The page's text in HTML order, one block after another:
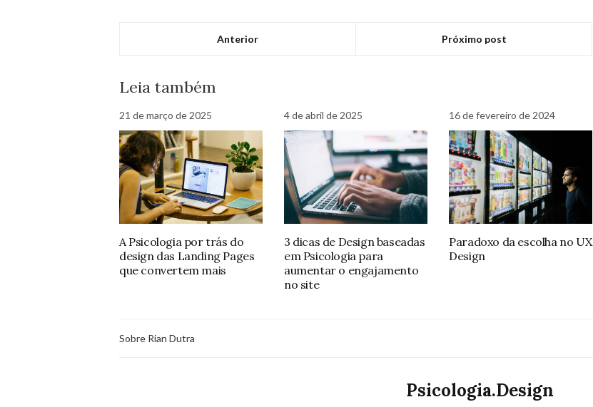
Anterior Próximo post
Leia também
21 de março de 2025
A Psicologia por trás do
design das Landing Pages
que convertem mais
4 de abril de 2025
3 dicas de Design baseadas
em Psicologia para
aumentar o engajamento
no site
16 de fevereiro de 2024
Paradoxo da escolha no UX
Design
Sobre Rian Dutra
Psicologia.Design